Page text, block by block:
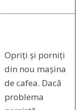
Opriți și porniți
din nou mașina
de cafea. Dacă
problema